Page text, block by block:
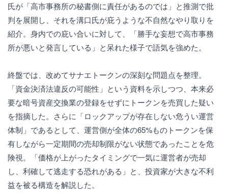
氏が「高市事務所の秘書側に責任があるのでは」と推測で批
判を展開し、それを溝口氏が庇うような不自然なやり取りを
紹介。身内での庇い合いに対して、「勝手な妄想で高市事務
所が悪いと発言している」と呆れた様子で語気を強めた。
終盤では、改めてサナエトークンの深刻な問題点を整理。
「資金決済法違反の可能性」という資料を示しつつ、本来必
要な暗号資産交換業の登録をせずにトークンを売買した疑い
を指摘した。さらに「ロックアップが存在しない危うい運営
体制」であるとして、運営側が全体の65%ものトークンを保
有しながら一定期間の売却制限がない状態であったことを危
険視。「価格が上がったタイミングで一気に運営者が売却
し、利確して逃走する恐れがある」と、投資家が大きな不利
益を被る構造を解説した。